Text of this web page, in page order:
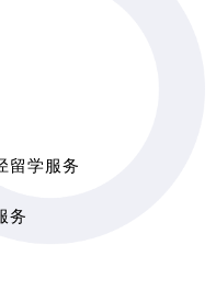
留学服务
务